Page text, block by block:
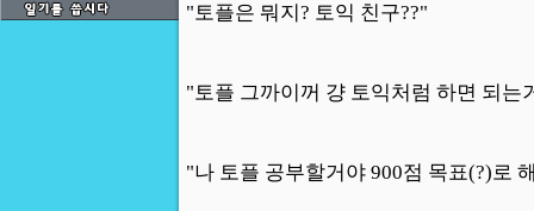
"토플은 뭐지? 토익 친구??"
"토플 그까이꺼 걍 토익처럼 하면 되는
"나 토플 공부할거야 900점 목표(?)로